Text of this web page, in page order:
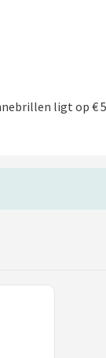
ligt op €